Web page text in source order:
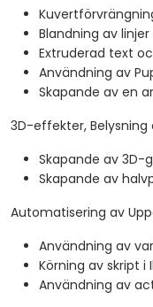
Blandning av
Extruderad text
Användning av
Skapande av en
3D-effekter, Belysning
Skapande av
Skapande av
Automatisering av
Användning av
Körning av skript i
Användning av